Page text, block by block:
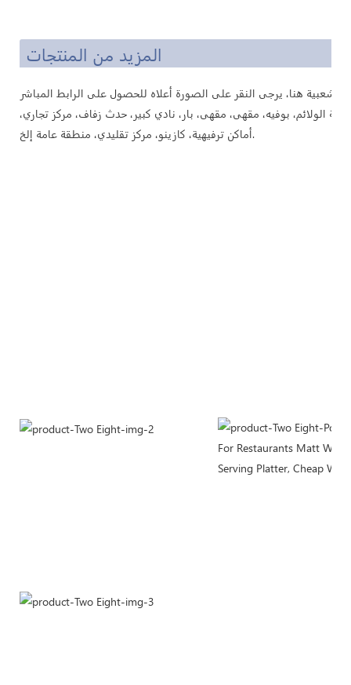
المزيد من المنتجات
الولائم، بوفيه، مقهى، مقهى، بار، نادي كبير، حدث زفاف، مركز تجاري،
أماكن ترفيهية، كازينو، مركز تقليدي، منطقة عامة إلخ.